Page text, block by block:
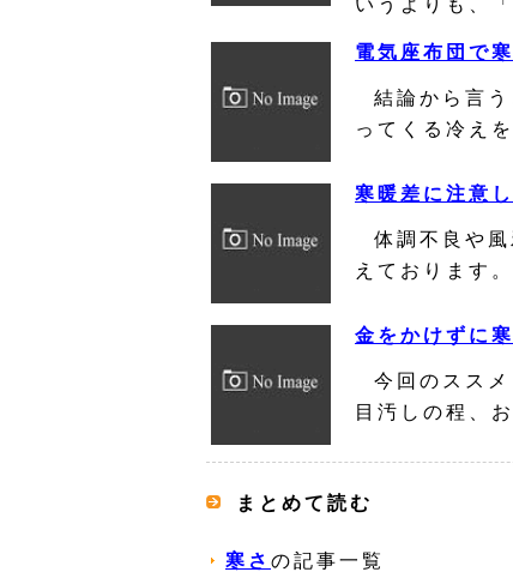
いうよりも、
電気座布団で
結論から言
ってくる冷え
寒暖差に注意
体調不良や
えております
金をかけずに
今回のスス
目汚しの程、
まとめて読む
寒さ の記事一覧